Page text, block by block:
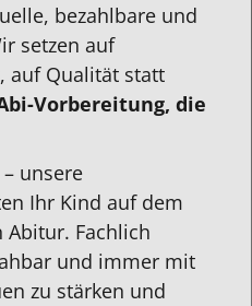
bezahlbare und
setzen auf
auf Qualität statt
Vorbereitung, die
unsere
Ihr Kind auf dem
Abitur. Fachlich
und immer mit
zu stärken und